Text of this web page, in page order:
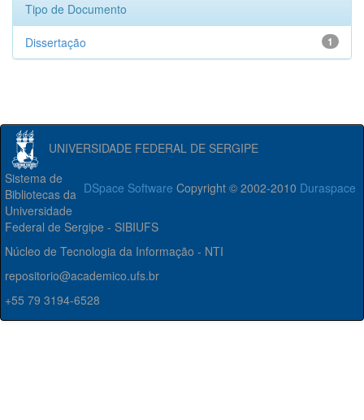
Tipo de Documento
1
Dissertação
UNIVERSIDADE FEDERAL DE SERGIPE
DSpace Software Copyright © 2002-2010 Duraspace
Sistema de
Bibliotecas da
Universidade
Federal de Sergipe - SIBIUFS
Núcleo de Tecnologia da Informação - NTI
repositorio@academico.ufs.br
+55 79 3194-6528